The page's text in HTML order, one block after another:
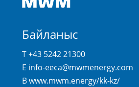
Байланыс
T +43 5242 21300
E info-eeca@mwmenergy.com
Вwww.mwm.energy/kk-kz/